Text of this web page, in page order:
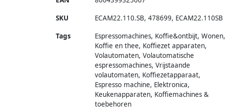
SKU ECAM22.110.SB, 478699, ECAM22.110SB
Tags
Espressomachines, Koffie&ontbijt, Wonen,
Koffie en thee, Koffiezet apparaten,
Volautomaten, Volautomatische
espressomachines, Vrijstaande
volautomaten, Koffiezetapparaat,
Espresso machine, Elektronica,
Keukenapparaten, Koffiemachines &
toebehoren